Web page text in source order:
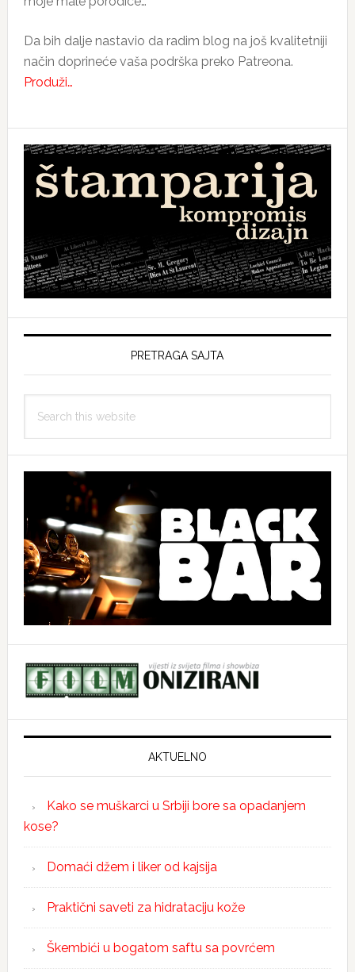
Da bih dalje nastavio da radim blog na još kvalitetniji
način doprineće vaša podrška preko Patreona.
Produži…
PRETRAGA SAJTA
this
AKTUELNO
Kako se muškarci u Srbiji bore sa opadanjem
kose?
Domaći džem i liker od kajsija
Praktični saveti za hidrataciju kože
Škembići u bogatom saftu sa povrćem